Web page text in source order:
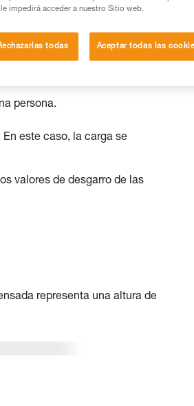
Confirme a
total seguridad,
otras que no
persona.
este caso, la carga se
valores de desgarro de las
representa una altura de
impedirá acceder a nuestro Sitio web.
todas Aceptar todas las